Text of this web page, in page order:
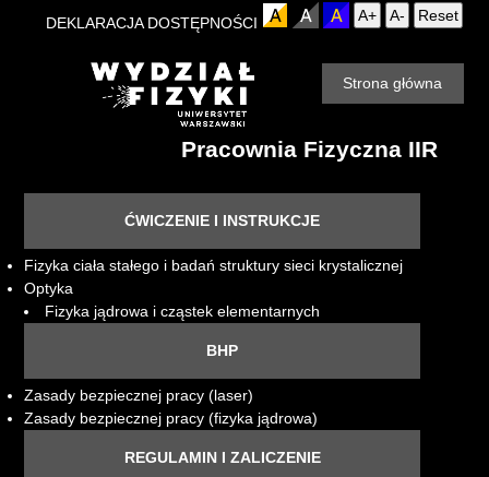
DEKLARACJA DOSTĘPNOŚCI Reset
A-
A+
Strona główna
Pracownia Fizyczna IIR
ĆWICZENIE I INSTRUKCJE
Fizyka ciała stałego i badań struktury sieci krystalicznej
Optyka
Fizyka jądrowa i cząstek elementarnych
BHP
Zasady bezpiecznej pracy (laser)
Zasady bezpiecznej pracy (fizyka jądrowa)
REGULAMIN I ZALICZENIE